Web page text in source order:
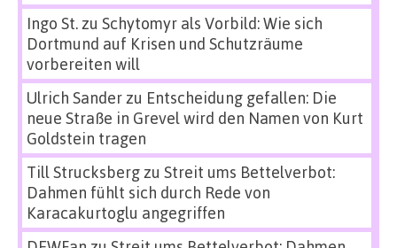
Ingo St.zu Schytomyr als Vorbild: Wie sich
Dortmund auf Krisen und Schutzräume
vorbereiten will
Ulrich Sanderzu Entscheidung gefallen: Die
neue Straße in Grevel wird den Namen von Kurt
Goldstein tragen
Till Strucksbergzu Streit ums Bettelverbot:
Dahmen fühlt sich durch Rede von
Karacakurtoglu angegriffen